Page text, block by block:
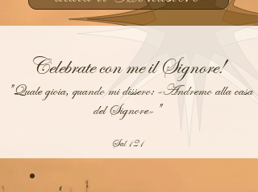
Celebrate con me il Signore!
"Quale gioia, quando mi dissero: «Andremo alla casa
del Signore»"
Sal 121